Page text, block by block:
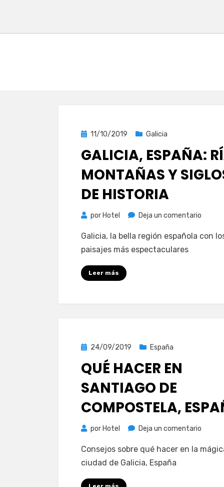
Publicada
11/10/2019 Galicia
GALICIA, ESPAÑA:
MONTAÑAS Y
DE HISTORIA
por Hotel Deja un comentario
Galicia, la bella región española con
paisajes más espectaculares
Leer más
Publicada
24/09/2019 España
QUÉ HACER EN
SANTIAGO DE
COMPOSTELA,
por Hotel Deja un comentario
hacer
Consejos sobre qué hacer en la
ciudad de Galicia, España